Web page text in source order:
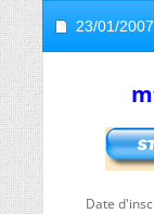
23/01/2007,
Date